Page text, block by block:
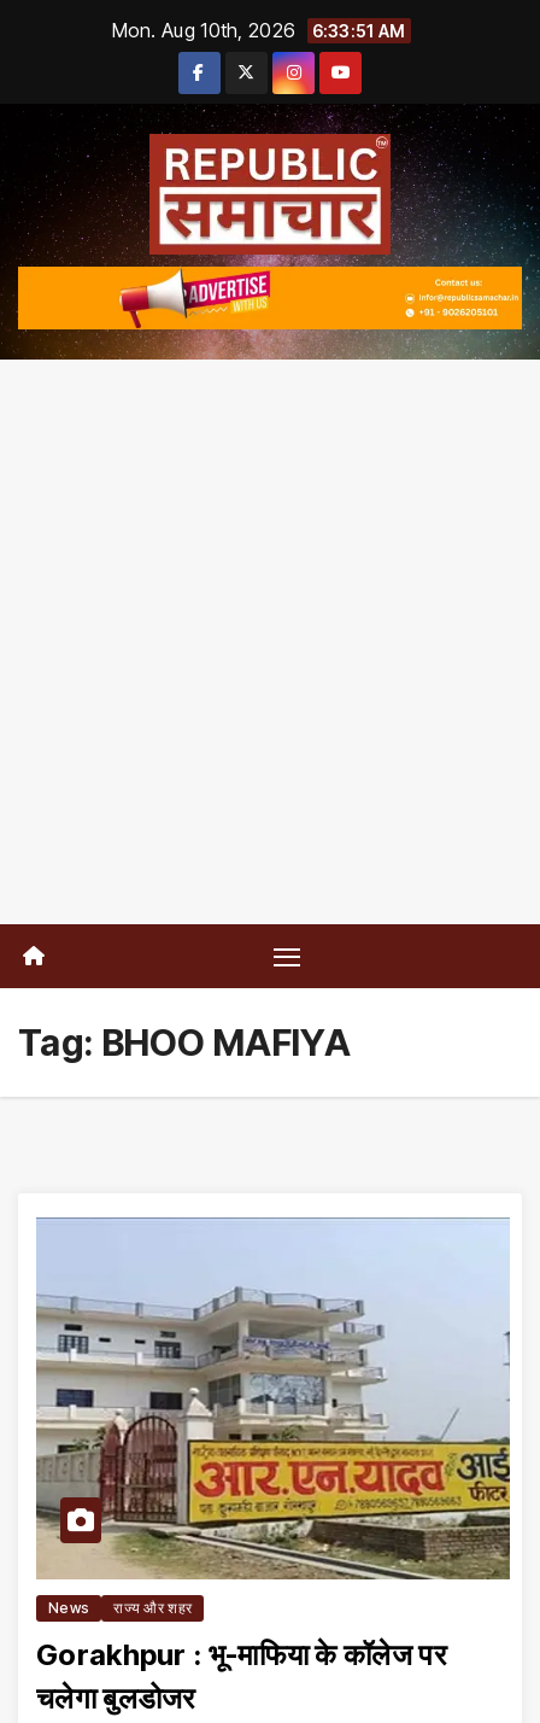
Mon. Aug 10th, 2026 6:33:52 AM
Tag: BHOO MAFIYA
News राज्य और शहर
Gorakhpur : भू-माफिया के कॉलेज पर
चलेगा बुलडोजर